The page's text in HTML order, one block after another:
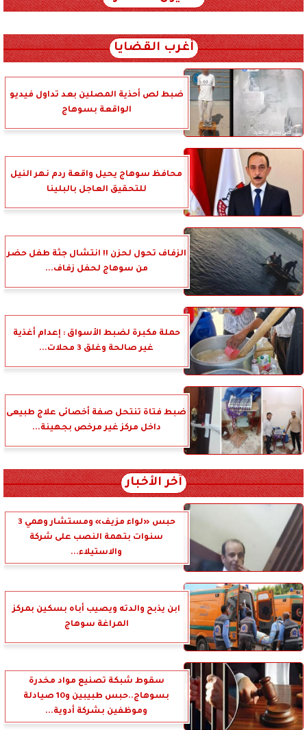
أغرب القضايا
ضبط لص أحذية المصلين بعد تداول فيديو
الواقعة بسوهاج
محافظ سوهاج يحيل واقعة ردم نهر النيل
للتحقيق العاجل بالبلينا
الزفاف تحول لحزن !! انتشال جثة طفل حضر
من سوهاج لحفل زفاف...
حملة مكبرة لضبط الأسواق : إعدام أغذية
غير صالحة وغلق 3 محلات...
ضبط فتاة تنتحل صفة أخصائى علاج طبيعى
داخل مركز غير مرخص بجهينة...
آخر الأخبار
حبس «لواء مزيف» ومستشار وهمي 3
سنوات بتهمة النصب على شركة
والاستيلاء...
ابن يذبح والدته ويصيب أباه بسكين بمركز
المراغة سوهاج
سقوط شبكة تصنيع مواد مخدرة
بسوهاج..حبس طبيبين و10 صيادلة
وموظفين بشركة أدوية...